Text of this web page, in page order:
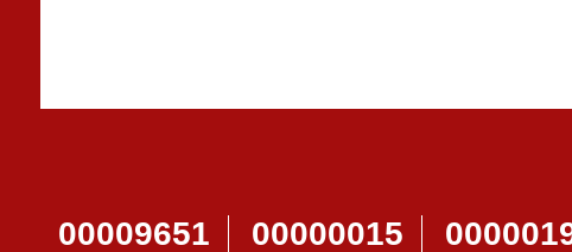
00009651 00000015